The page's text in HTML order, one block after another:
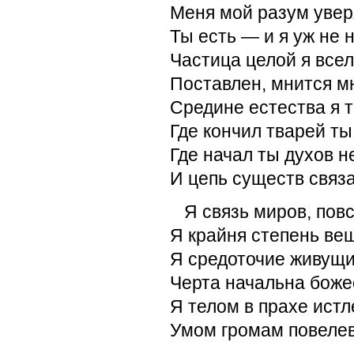
Меня мой разум
Ты есть — и я уж не
Частица целой я
Поставлен, мнится
Средине естества я
Где кончил тварей
Где начал ты духов
И цепь существ
Я связь миров,
Я крайня степень
Я средоточие
Черта начальна
Я телом в прахе
Умом громам